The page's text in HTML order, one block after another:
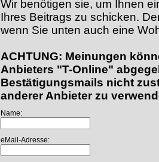
Wir benötigen sie, um Ihnen
Ihres Beitrags zu schicken.
wenn Sie unten auch eine
ACHTUNG: Meinungen
Anbieters "T-Online"
Bestätigungsmails nicht
anderer Anbieter zu
Name:
eMail-Adresse: